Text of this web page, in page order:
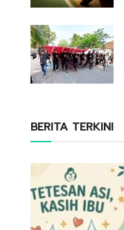
BERITA TERKINI